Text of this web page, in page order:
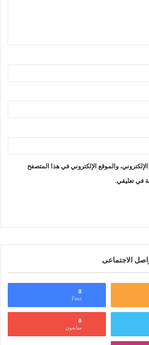
والموقع الإلكتروني في هذا المتصفح
في تعليقي.
الاجتماعى
0
Fans
0
متابعون